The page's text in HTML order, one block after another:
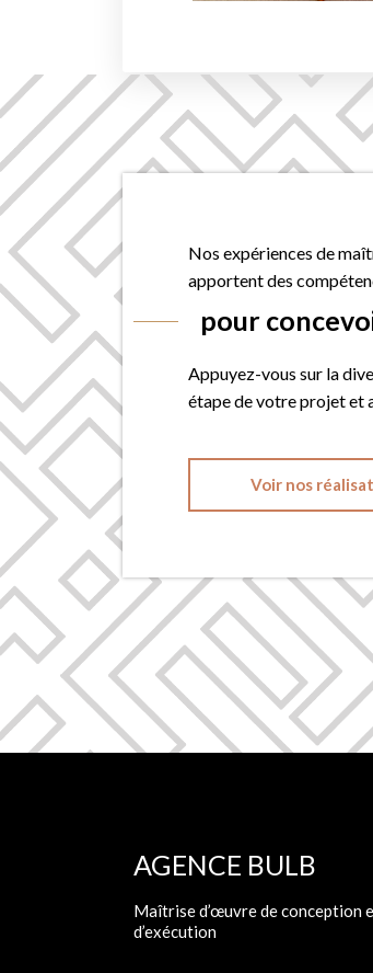
Nos expériences de
apportent des
pour
Appuyez-vous sur la
étape de votre projet et
Voir nos
AGENCE BULB
Maîtrise d’œuvre de conception
d’exécution